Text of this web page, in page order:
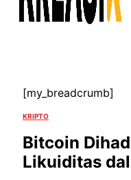
[my_breadcrumb]
KRIPTO
Bitcoin
Likuiditas